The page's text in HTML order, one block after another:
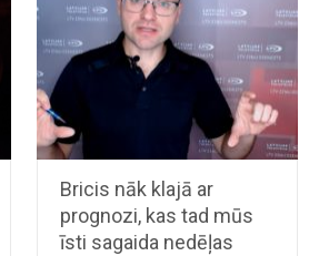
Bricis nāk klajā ar
prognozi, kas tad mūs
īsti sagaida nedēļas